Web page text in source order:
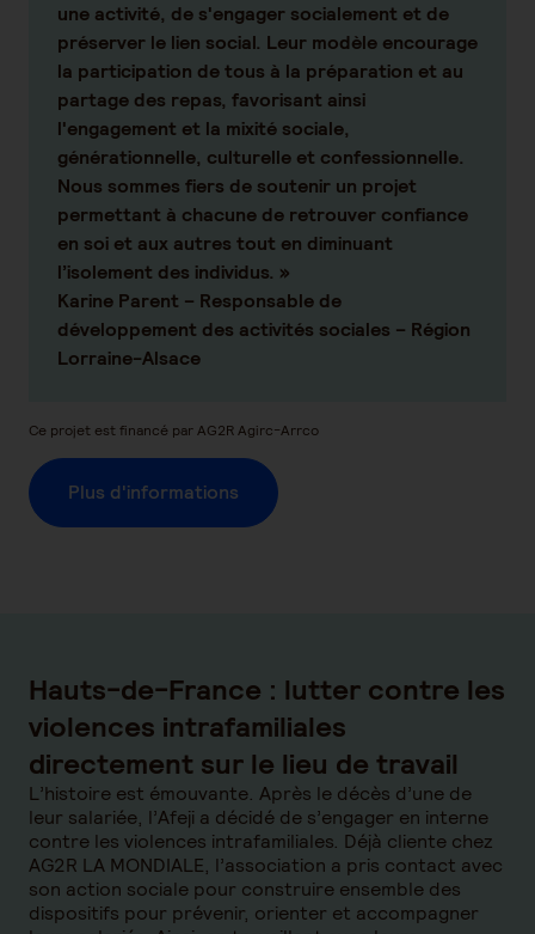
une activité, de s'engager socialement et de
préserver le lien social. Leur modèle encourage
la participation de tous à la préparation et au
partage des repas, favorisant ainsi
l'engagement et la mixité sociale,
générationnelle, culturelle et confessionnelle.
Nous sommes fiers de soutenir un projet
permettant à chacune de retrouver confiance
en soi et aux autres tout en diminuant
l’isolement des individus. »
Karine Parent – Responsable de
développement des activités sociales – Région
Lorraine-Alsace
Ce projet est financé par AG2R Agirc-Arrco
Plus d'informations
Hauts-de-France : lutter contre les
violences intrafamiliales
directement sur le lieu de travail
L’histoire est émouvante. Après le décès d’une de
leur salariée, l’Afeji a décidé de s’engager en interne
contre les violences intrafamiliales. Déjà cliente chez
AG2R LA MONDIALE, l’association a pris contact avec
son action sociale pour construire ensemble des
dispositifs pour prévenir, orienter et accompagner